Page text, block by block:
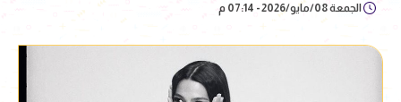
الجمعة 08/مايو/2026 - 07:14 م